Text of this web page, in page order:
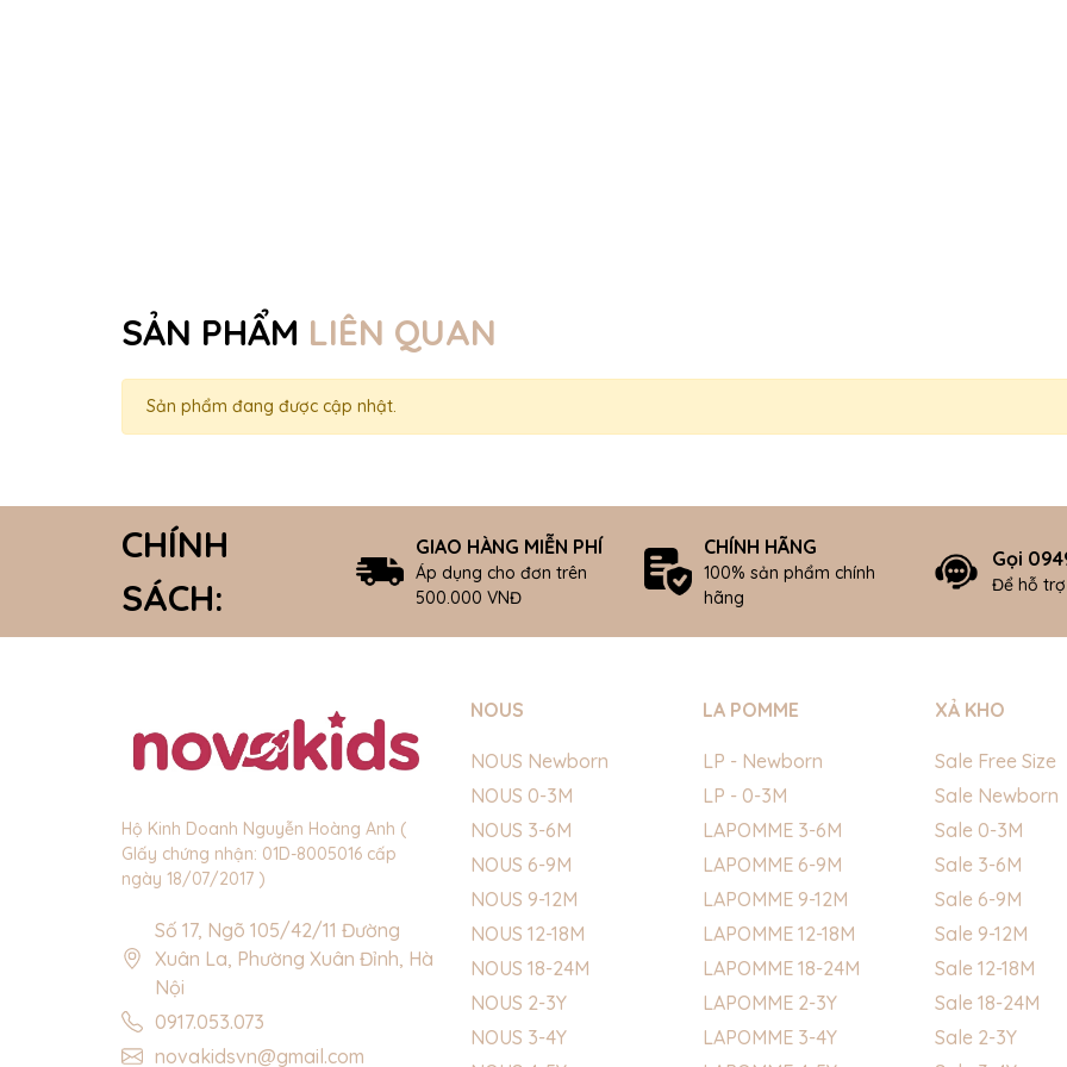
SẢN PHẨM LIÊN QUAN
Sản phẩm đang được cập nhật.
CHÍNH
SÁCH:
GIAO HÀNG MIỄN PHÍ
Áp dụng cho đơn trên
500.000 VNĐ
CHÍNH HÃNG
100% sản phẩm chính
hãng
Gọi
Để hỗ
Hộ Kinh Doanh Nguyễn Hoàng Anh (
GIấy chứng nhận: 01D-8005016 cấp
ngày 18/07/2017 )
Số 17, Ngõ 105/42/11 Đường
Xuân La, Phường Xuân Đỉnh, Hà
Nội
0917.053.073
novakidsvn@gmail.com
NOUS
NOUS Newborn
NOUS 0-3M
NOUS 3-6M
NOUS 6-9M
NOUS 9-12M
NOUS 12-18M
NOUS 18-24M
NOUS 2-3Y
NOUS 3-4Y
LA POMME
LP - Newborn
LP - 0-3M
LAPOMME 3-6M
LAPOMME 6-9M
LAPOMME 9-12M
LAPOMME 12-18M
LAPOMME 18-24M
LAPOMME 2-3Y
LAPOMME 3-4Y
XẢ KHO
Sale Free Size
Sale Newborn
Sale 0-3M
Sale 3-6M
Sale 6-9M
Sale 9-12M
Sale 12-18M
Sale 18-24M
Sale 2-3Y